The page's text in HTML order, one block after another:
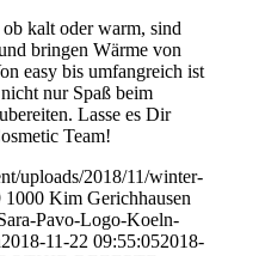
kalt oder warm, sind
bringen Wärme von
easy bis umfangreich ist
nur Spaß beim
Lasse es Dir
Team!
uploads/2018/11/winter-
1000 Kim Gerichhausen
Pavo-Logo-Koeln-
2018-11-22 09:55:052018-